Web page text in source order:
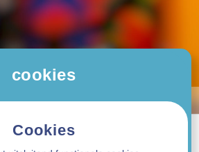
cookies
Cookies